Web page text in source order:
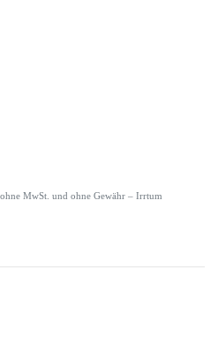
MwSt. und ohne Gewähr – Irrtum